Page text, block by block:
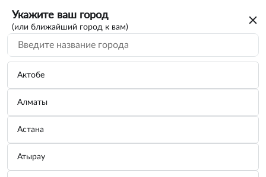
Укажите ваш город
(или ближайший город к вам)
Актобе
Алматы
Астана
Атырау
Поиск по каталогу
По VIN/Узлам